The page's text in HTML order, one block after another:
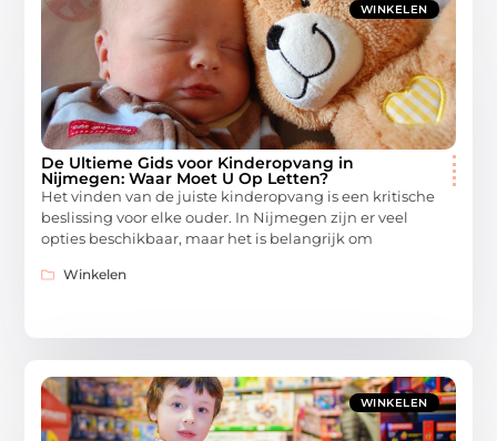
WINKELEN
De Ultieme Gids voor Kinderopvang in
Nijmegen: Waar Moet U Op Letten?
Het vinden van de juiste kinderopvang is een kritische
beslissing voor elke ouder. In Nijmegen zijn er veel
opties beschikbaar, maar het is belangrijk om
Winkelen
WINKELEN